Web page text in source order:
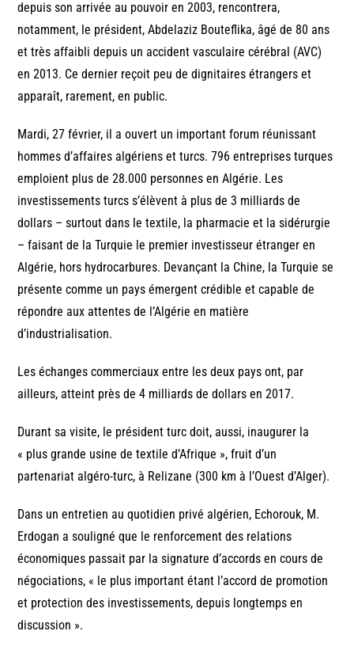
depuis son arrivée au pouvoir en 2003, rencontrera,
notamment, le président, Abdelaziz Bouteflika, âgé de 80 ans
et très affaibli depuis un accident vasculaire cérébral (AVC)
en 2013. Ce dernier reçoit peu de dignitaires étrangers et
apparaît, rarement, en public.
Mardi, 27 février, il a ouvert un important forum réunissant
hommes d’affaires algériens et turcs. 796 entreprises turques
emploient plus de 28.000 personnes en Algérie. Les
investissements turcs s’élèvent à plus de 3 milliards de
dollars – surtout dans le textile, la pharmacie et la sidérurgie
– faisant de la Turquie le premier investisseur étranger en
Algérie, hors hydrocarbures. Devançant la Chine, la Turquie se
présente comme un pays émergent crédible et capable de
répondre aux attentes de l’Algérie en matière
d’industrialisation.
Les échanges commerciaux entre les deux pays ont, par
ailleurs, atteint près de 4 milliards de dollars en 2017.
Durant sa visite, le président turc doit, aussi, inaugurer la
« plus grande usine de textile d’Afrique », fruit d’un
partenariat algéro-turc, à Relizane (300 km à l’Ouest d’Alger).
Dans un entretien au quotidien privé algérien, Echorouk, M.
Erdogan a souligné que le renforcement des relations
économiques passait par la signature d’accords en cours de
négociations, « le plus important étant l’accord de promotion
et protection des investissements, depuis longtemps en
discussion ».